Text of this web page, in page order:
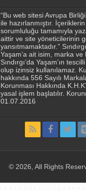
“Bu web sitesi Avrupa
ile hazırlanmıştır. İçeriklerin
sorumluluğu tamamıyla
aittir ve site yöneticilerinin
yansıtmamaktadır.”
Yaşam’a ait isim, marka ve
Sındırgı’da Yaşam’ın
olup izinsiz kullanılamaz.
hakkında 556 Sayılı
Korunması Hakkında
yasal işlem başlatılır.
01.07.2016
© 2026, All Rights